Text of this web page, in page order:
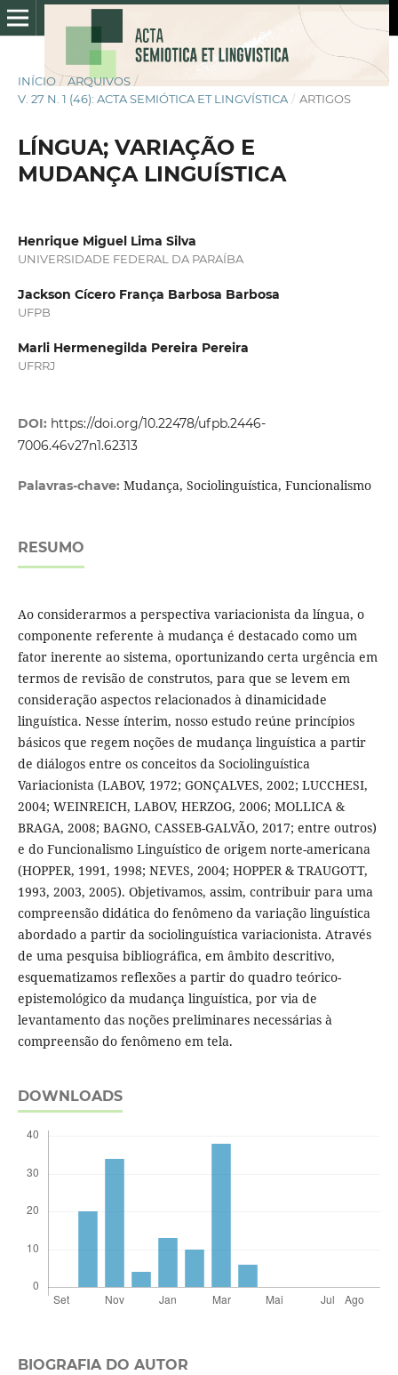
INÍCIO / ARQUIVOS /
V. 27 N. 1 (46): ACTA SEMIÓTICA ET LINGVÍSTICA / ARTIGOS
LÍNGUA; VARIAÇÃO E
MUDANÇA LINGUÍSTICA
Henrique Miguel Lima Silva
UNIVERSIDADE FEDERAL DA PARAÍBA
Jackson Cícero França Barbosa Barbosa
UFPB
Marli Hermenegilda Pereira Pereira
UFRRJ
DOI: https://doi.org/10.22478/ufpb.2446-
7006.46v27n1.62313
Palavras-chave: Mudança, Sociolinguística, Funcionalismo
RESUMO
Ao considerarmos a perspectiva variacionista da língua, o
componente referente à mudança é destacado como um
fator inerente ao sistema, oportunizando certa urgência em
termos de revisão de construtos, para que se levem em
consideração aspectos relacionados à dinamicidade
linguística. Nesse ínterim, nosso estudo reúne princípios
básicos que regem noções de mudança linguística a partir
de diálogos entre os conceitos da Sociolinguística
Variacionista (LABOV, 1972; GONÇALVES, 2002; LUCCHESI,
2004; WEINREICH, LABOV, HERZOG, 2006; MOLLICA &
BRAGA, 2008; BAGNO, CASSEB-GALVÃO, 2017; entre outros)
e do Funcionalismo Linguístico de origem norte-americana
(HOPPER, 1991, 1998; NEVES, 2004; HOPPER & TRAUGOTT,
1993, 2003, 2005). Objetivamos, assim, contribuir para uma
compreensão didática do fenômeno da variação linguística
abordado a partir da sociolinguística variacionista. Através
de uma pesquisa bibliográfica, em âmbito descritivo,
esquematizamos reflexões a partir do quadro teórico-
epistemológico da mudança linguística, por via de
levantamento das noções preliminares necessárias à
compreensão do fenômeno em tela.
DOWNLOADS
BIOGRAFIA DO AUTOR